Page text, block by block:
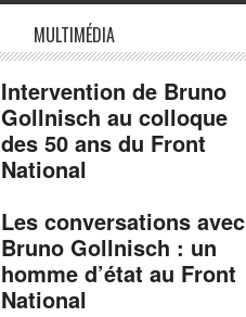
MULTIMÉDIA
Intervention de Bruno
Gollnisch au colloque
des 50 ans du Front
National
Les conversations avec
Bruno Gollnisch : un
homme d’état au Front
National